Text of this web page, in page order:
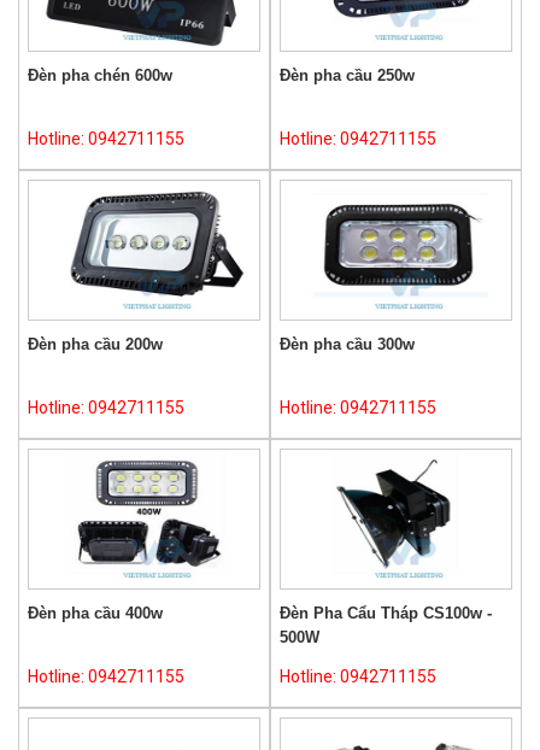
Đèn pha chén 600w
Hotline: 0942711155
Đèn pha cầu 250w
Hotline: 0942711155
Đèn pha cầu 200w
Hotline: 0942711155
Đèn pha cầu 300w
Hotline: 0942711155
Đèn pha cầu 400w
Hotline: 0942711155
Đèn Pha Cẩu Tháp CS100w -
500W
Hotline: 0942711155